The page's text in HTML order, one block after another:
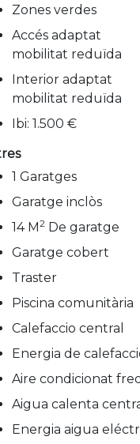
Zones verdes
Accés adaptat
mobilitat reduïda
Interior adaptat
mobilitat reduïda
Ibi: 1.500 €
1 Garatges
Garatge inclòs
14 M2 De garatge
Garatge cobert
Traster
Piscina comunitària
Calefaccio central
Energia de
Aire condicionat
Aigua calenta
Energia aigua